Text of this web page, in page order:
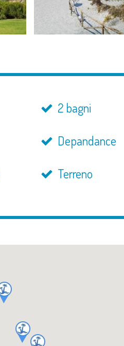
2 bagni
Depandance
Terreno